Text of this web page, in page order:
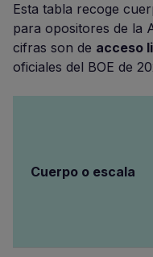
Esta tabla recoge
para opositores de la
cifras son de acceso
oficiales del BOE de
Cuerpo o escala